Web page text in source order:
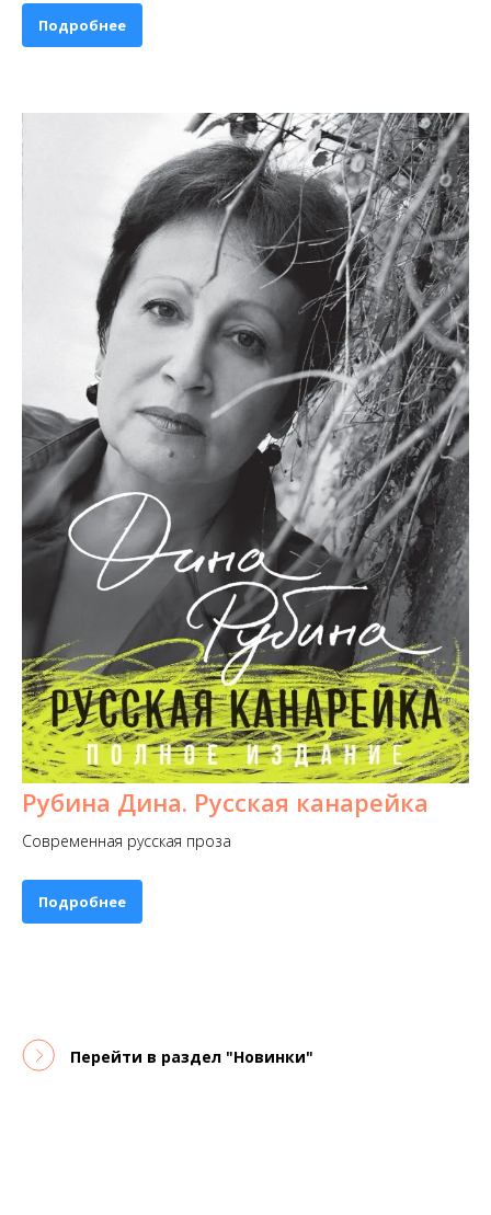
Подробнее
Рубина Дина. Русская канарейка
Современная русская проза
Подробнее
Перейти в раздел "Новинки"